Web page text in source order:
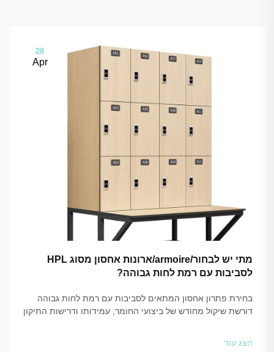
28
Apr
מתי יש לבחור/armoire/ארונות אחסון מסוג HPL
לסביבות עם רמת לחות גבוהה?
בחירת פתרון אחסון המתאים לסביבות עם רמת לחות גבוהה
דורשת שיקול מחודש של ביצועי החומר, עמידותו ודרישות התיקון
הצג עוד